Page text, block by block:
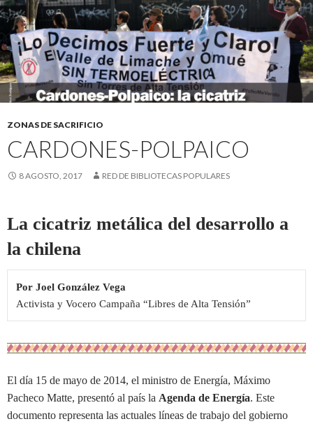
ZONAS DE SACRIFICIO
CARDONES-POLPAICO
8 AGOSTO, 2017 RED DE BIBLIOTECAS POPULARES
La cicatriz metálica del desarrollo a
la chilena
Por Joel González Vega
Activista y Vocero Campaña “Libres de Alta Tensión”
El día 15 de mayo de 2014, el ministro de Energía, Máximo
Pacheco Matte, presentó al país la Agenda de Energía. Este
documento representa las actuales líneas de trabajo del gobierno